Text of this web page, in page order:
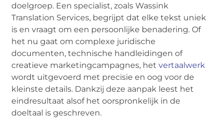
doelgroep. Een specialist, zoals Wassink
Translation Services, begrijpt dat elke tekst uniek
is en vraagt om een persoonlijke benadering. Of
het nu gaat om complexe juridische
documenten, technische handleidingen of
creatieve marketingcampagnes, hetvertaalwerk
wordt uitgevoerd met precisie en oog voor de
kleinste details. Dankzij deze aanpak leest het
eindresultaat alsof het oorspronkelijk in de
doeltaal is geschreven.